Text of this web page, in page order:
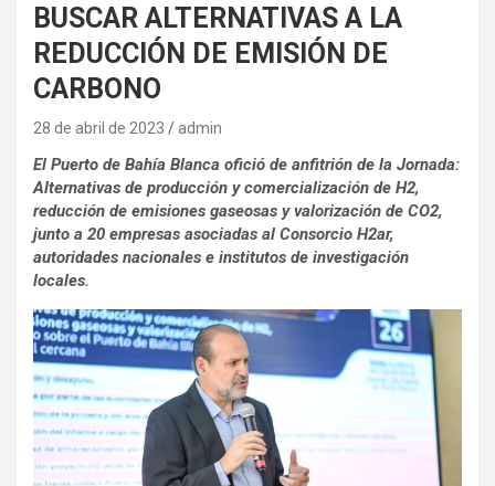
BUSCAR ALTERNATIVAS A LA
REDUCCIÓN DE EMISIÓN DE
CARBONO
28 de abril de 2023 admin
El Puerto de Bahía Blanca ofició de anfitrión de la Jornada:
Alternativas de producción y comercialización de H2,
reducción de emisiones gaseosas y valorización de CO2,
junto a 20 empresas asociadas al Consorcio H2ar,
autoridades nacionales e institutos de investigación
locales.